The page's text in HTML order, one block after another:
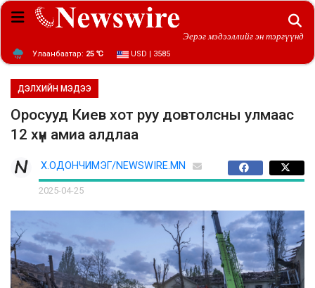
Эерэг мэдээллийг эн тэргүүнд
Улаанбаатар: 25 ℃ USD | 3585
ДЭЛХИЙН МЭДЭЭ
Оросууд Киев хот руу довтолсны улмаас
12 хүн амиа алдлаа
Х.ОДОНЧИМЭГ/NEWSWIRE.MN
2025-04-25